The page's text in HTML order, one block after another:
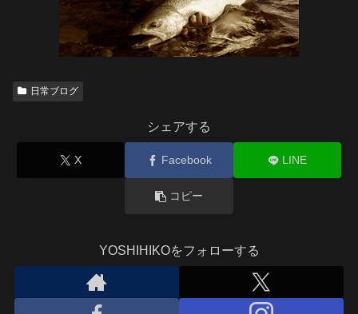
日常ブログ
シェアする
X Facebook LINE
コピー
YOSHIHIKOをフォローする